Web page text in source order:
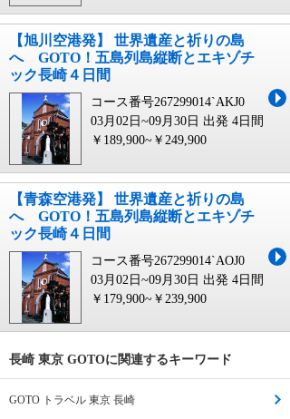
【旭川空港発】 世界遺産と祈りの島
へ GOTO！五島列島縦断とエキゾチ
ック長崎４日間
コース番号267299014`AKJ0
03月02日~09月30日 出発 4日間
￥189,900~￥249,900
【青森空港発】 世界遺産と祈りの島
へ GOTO！五島列島縦断とエキゾチ
ック長崎４日間
コース番号267299014`AOJ0
03月02日~09月30日 出発 4日間
￥179,900~￥239,900
長崎 東京 GOTOに関連するキーワード
GOTO トラベル 東京 長崎